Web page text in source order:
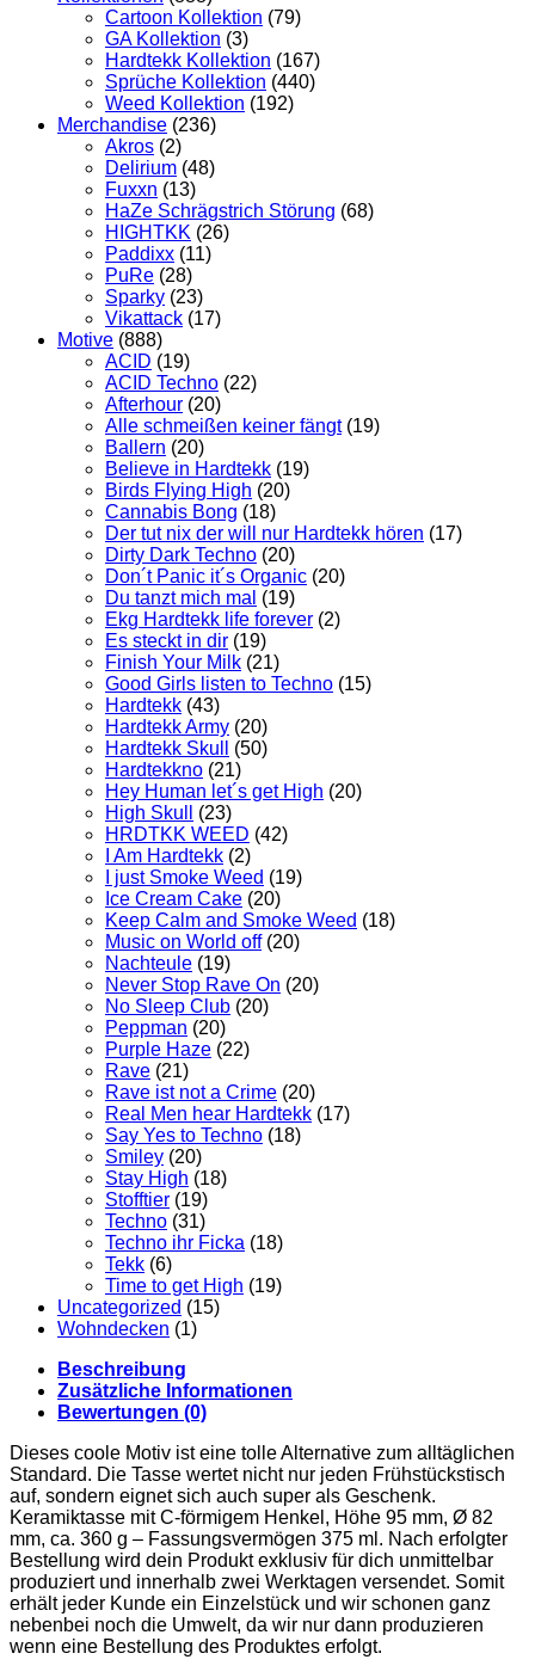
Cartoon Kollektion (79)
GA Kollektion (3)
Hardtekk Kollektion (167)
Sprüche Kollektion (440)
Weed Kollektion (192)
Merchandise (236)
Akros (2)
Delirium (48)
Fuxxn (13)
HaZe Schrägstrich Störung (68)
HIGHTKK (26)
Paddixx (11)
PuRe (28)
Sparky (23)
Vikattack (17)
Motive (888)
ACID (19)
ACID Techno (22)
Afterhour (20)
Alle schmeißen keiner fängt (19)
Ballern (20)
Believe in Hardtekk (19)
Birds Flying High (20)
Cannabis Bong (18)
Der tut nix der will nur Hardtekk hören (17)
Dirty Dark Techno (20)
Don´t Panic it´s Organic (20)
Du tanzt mich mal (19)
Ekg Hardtekk life forever (2)
Es steckt in dir (19)
Finish Your Milk (21)
Good Girls listen to Techno (15)
Hardtekk (43)
Hardtekk Army (20)
Hardtekk Skull
(50)
Hardtekkno (21)
Hey Human let´s get High (20)
High Skull
(23)
HRDTKK WEED (42)
I Am Hardtekk (2)
I just Smoke Weed (19)
Ice Cream Cake (20)
Keep Calm and Smoke Weed (18)
Music on World off (20)
Nachteule (19)
Never Stop Rave On (20)
No Sleep Club (20)
Peppman (20)
Purple Haze (22)
Rave (21)
Rave ist not a Crime (20)
Real Men hear Hardtekk (17)
Say Yes to Techno (18)
Smiley (20)
Stay High (18)
Stofftier (19)
Techno (31)
Techno ihr Ficka (18)
Tekk (6)
Time to get High (19)
Uncategorized (15)
Wohndecken (1)
Beschreibung
Zusätzliche Informationen
Bewertungen (0)
Dieses coole Motiv ist eine tolle Alternative zum alltäglichen
Standard. Die Tasse wertet nicht nur jeden Frühstückstisch
auf, sondern eignet sich auch super als Geschenk.
Keramiktasse mit C-förmigem Henkel, Höhe 95 mm, Ø 82
mm, ca. 360 g – Fassungsvermögen 375 ml. Nach erfolgter
Bestellung wird dein Produkt exklusiv für dich unmittelbar
produziert und innerhalb zwei Werktagen versendet. Somit
erhält jeder Kunde ein Einzelstück und wir schonen ganz
nebenbei noch die Umwelt, da wir nur dann produzieren
wenn eine Bestellung des Produktes erfolgt.